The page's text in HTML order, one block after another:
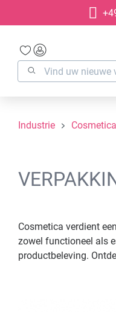
Ga naar
Industrie Cosmetica
Cosmetica verdient
zowel functioneel als
productbeleving.